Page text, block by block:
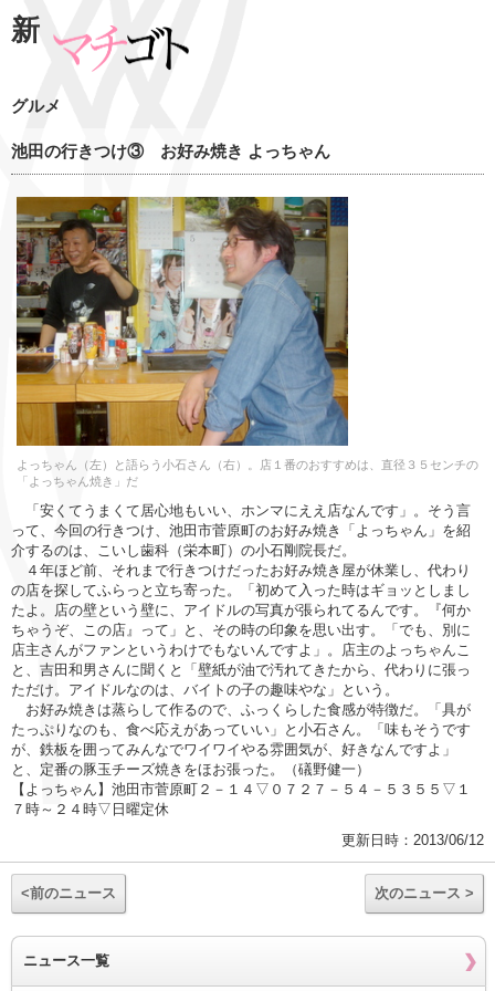
新
グルメ
池田の行きつけ③ お好み焼き よっちゃん
よっちゃん（左）と語らう小石さん（右）。店１番のおすすめは、直径３５センチの
「よっちゃん焼き」だ
「安くてうまくて居心地もいい、ホンマにええ店なんです」。そう言
って、今回の行きつけ、池田市菅原町のお好み焼き「よっちゃん」を紹
介するのは、こいし歯科（栄本町）の小石剛院長だ。
４年ほど前、それまで行きつけだったお好み焼き屋が休業し、代わり
の店を探してふらっと立ち寄った。「初めて入った時はギョッとしまし
たよ。店の壁という壁に、アイドルの写真が張られてるんです。『何か
ちゃうぞ、この店』って」と、その時の印象を思い出す。「でも、別に
店主さんがファンというわけでもないんですよ」。店主のよっちゃんこ
と、吉田和男さんに聞くと「壁紙が油で汚れてきたから、代わりに張っ
ただけ。アイドルなのは、バイトの子の趣味やな」という。
お好み焼きは蒸らして作るので、ふっくらした食感が特徴だ。「具が
たっぷりなのも、食べ応えがあっていい」と小石さん。「味もそうです
が、鉄板を囲ってみんなでワイワイやる雰囲気が、好きなんですよ」
と、定番の豚玉チーズ焼きをほお張った。（礒野健一）
【よっちゃん】池田市菅原町２－１４▽０７２７－５４－５３５５▽１
７時～２４時▽日曜定休
更新日時：2013/06/12
<前のニュース 次のニュース >
ニュース一覧